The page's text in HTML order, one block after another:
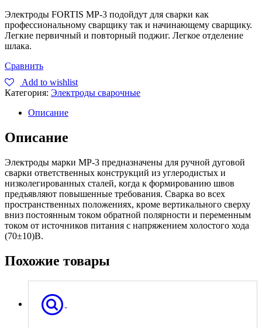
Электроды FORTIS МР-3 подойдут для сварки как
профессиональному сварщику так и начинающему сварщику.
Легкие первичный и повторный поджиг. Легкое отделение
шлака.
Сравнить
Add to wishlist
Категория: Электроды сварочные
Описание
Описание
Электроды марки МР-3 предназначены для ручной дуговой
сварки ответственных конструкций из углеродистых и
низколегированных сталей, когда к формированию швов
предъявляют повышенные требования. Сварка во всех
пространственных положениях, кроме вертикального сверху
вниз постоянным током обратной полярности и переменным
током от источников питания с напряжением холостого хода
(70±10)В.
Похожие товары